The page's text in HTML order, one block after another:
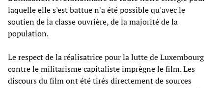
laquelle elle s'est battue n'a été possible qu'avec le
soutien de la classe ouvrière, de la majorité de la
population.
Le respect de la réalisatrice pour la lutte de Luxembourg
contre le militarisme capitaliste imprègne le film. Les
discours du film ont été tirés directement de sources